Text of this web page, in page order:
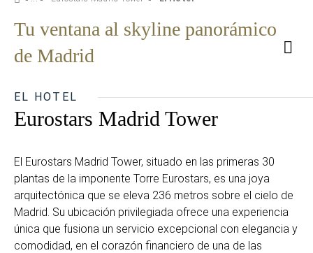
Tu ventana al skyline panorámico
de Madrid
EL HOTEL
Eurostars Madrid Tower
El Eurostars Madrid Tower, situado en las primeras 30
plantas de la imponente Torre Eurostars, es una joya
arquitectónica que se eleva 236 metros sobre el cielo de
Madrid. Su ubicación privilegiada ofrece una experiencia
única que fusiona un servicio excepcional con elegancia y
comodidad, en el corazón financiero de una de las